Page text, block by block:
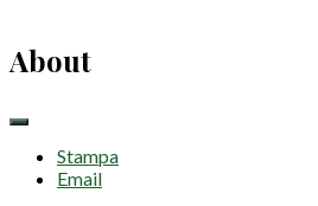
About
Stampa
Email